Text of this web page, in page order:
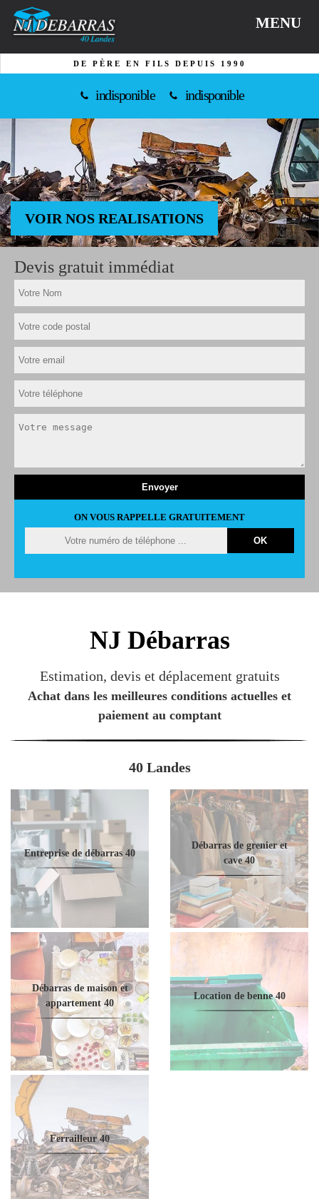
MENU
DE PÈRE EN FILS DEPUIS 1990
indisponible indisponible
VOIR NOS REALISATIONS
Devis gratuit immédiat
ON VOUS RAPPELLE GRATUITEMENT
NJ Débarras
Estimation, devis et déplacement gratuits
Achat dans les meilleures conditions actuelles et
paiement au comptant
40 Landes
Entreprise de débarras 40
Débarras de grenier et
cave 40
Débarras de maison et
appartement 40
Location de benne 40
Ferrailleur 40